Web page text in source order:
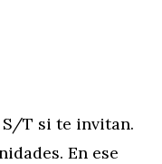
S/T si te invitan.
En ese